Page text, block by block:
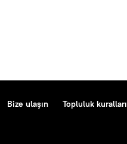
Bize ulaşın Topluluk kuralları